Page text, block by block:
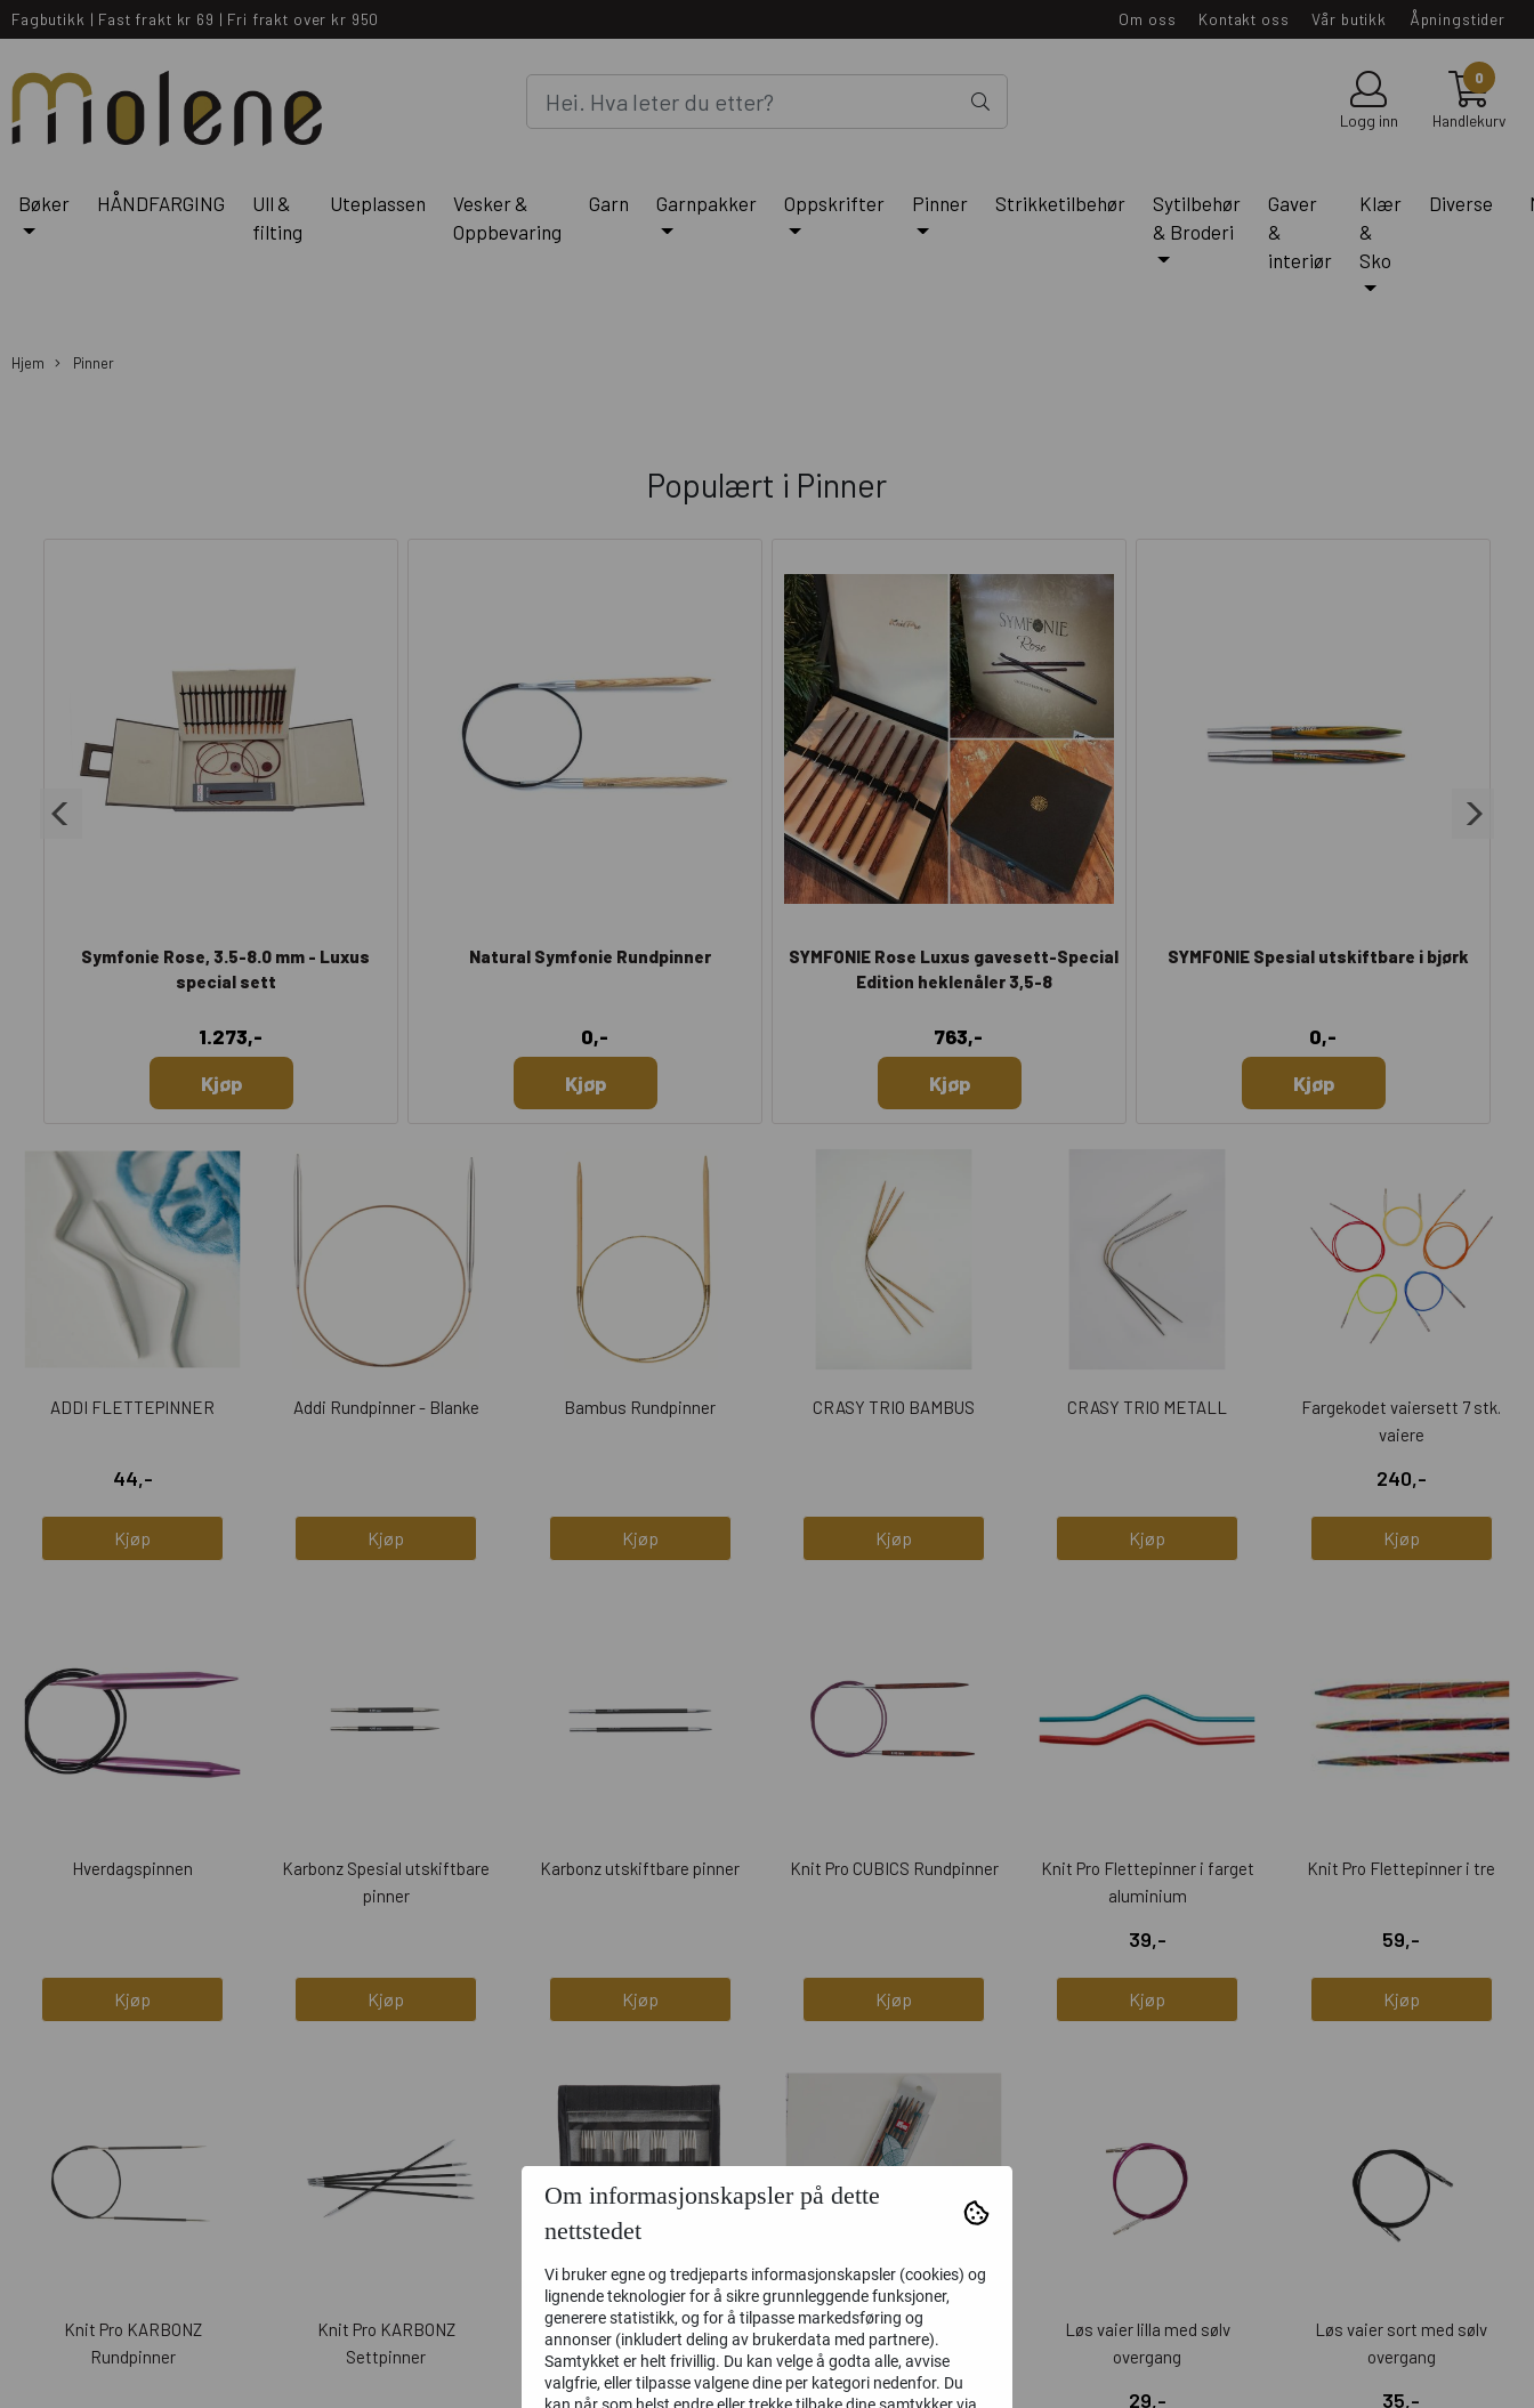
Fagbutikk | Fast frakt kr 69 | Fri frakt over kr 950 Om oss Kontakt oss Vår butikk Åpningstider
Logg inn
0
Handlekurv
Bøker HÅNDFARGING
Ull &
filting
Uteplassen
Vesker &
Oppbevaring
Garn Garnpakker Oppskrifter Pinner Strikketilbehør
Sytilbehør
& Broderi
Gaver
&
interiør
Klær
&
Sko
Diverse
Hjem Pinner
Populært i Pinner
Symfonie Rose, 3.5-8.0 mm - Luxus
special sett
1.273,-
Kjøp
Natural Symfonie Rundpinner
0,-
Kjøp
SYMFONIE Rose Luxus gavesett-Special
Edition heklenåler 3,5-8
763,-
Kjøp
SYMFONIE Spesial utskiftbare i bjørk
0,-
Kjøp
ADDI FLETTEPINNER
44,-
Kjøp
Addi Rundpinner - Blanke
Kjøp
Bambus Rundpinner
Kjøp
CRASY TRIO BAMBUS
Kjøp
CRASY TRIO METALL
Kjøp
Fargekodet vaiersett 7 stk.
vaiere
240,-
Kjøp
Hverdagspinnen
Kjøp
Karbonz Spesial utskiftbare
pinner
Kjøp
Karbonz utskiftbare pinner
Kjøp
Knit Pro CUBICS Rundpinner
Kjøp
Knit Pro Flettepinner i farget
aluminium
39,-
Kjøp
Knit Pro Flettepinner i tre
59,-
Kjøp
Knit Pro KARBONZ
Rundpinner
Knit Pro KARBONZ
Settpinner
Knit Pro KARBONZ
strømpepinnesett
Knit Pro Settpinner - Bjørk
Løs vaier lilla med sølv
overgang
29,-
Løs vaier sort med sølv
overgang
35,-
Om informasjonskapsler på dette
nettstedet
Vi bruker egne og tredjeparts informasjonskapsler (cookies) og
lignende teknologier for å sikre grunnleggende funksjoner,
generere statistikk, og for å tilpasse markedsføring og
annonser (inkludert deling av brukerdata med partnere).
Samtykket er helt frivillig. Du kan velge å godta alle, avvise
valgfrie, eller tilpasse valgene dine per kategori nedenfor. Du
kan når som helst endre eller trekke tilbake dine samtykker via